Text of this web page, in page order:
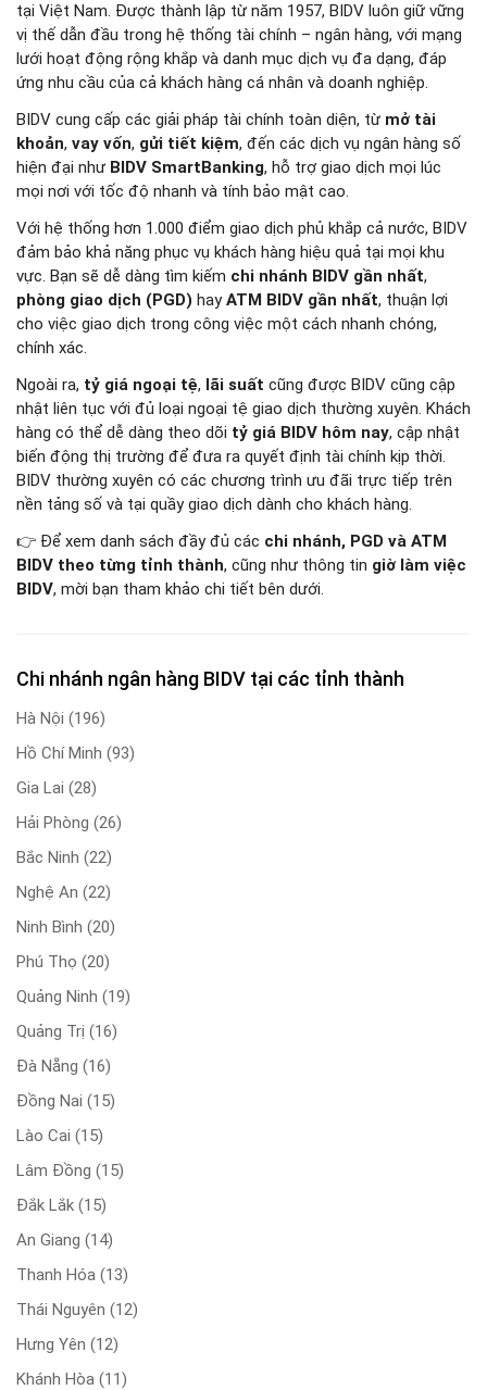
tại Việt Nam. Được thành lập từ năm 1957, BIDV luôn giữ vững
vị thế dẫn đầu trong hệ thống tài chính – ngân hàng, với mạng
lưới hoạt động rộng khắp và danh mục dịch vụ đa dạng, đáp
ứng nhu cầu của cả khách hàng cá nhân và doanh nghiệp.
BIDV cung cấp các giải pháp tài chính toàn diện, từ mở tài
khoản, vay vốn, gửi tiết kiệm, đến các dịch vụ ngân hàng số
hiện đại như BIDV SmartBanking, hỗ trợ giao dịch mọi lúc
mọi nơi với tốc độ nhanh và tính bảo mật cao.
Với hệ thống hơn 1.000 điểm giao dịch phủ khắp cả nước, BIDV
đảm bảo khả năng phục vụ khách hàng hiệu quả tại mọi khu
vực. Bạn sẽ dễ dàng tìm kiếm chi nhánh BIDV gần nhất,
phòng giao dịch (PGD) hayATM BIDV gần nhất, thuận lợi
cho việc giao dịch trong công việc một cách nhanh chóng,
chính xác.
Ngoài ra, tỷ giá ngoại tệ, lãi suất cũng được BIDV cũng cập
nhật liên tục với đủ loại ngoại tệ giao dịch thường xuyên. Khách
hàng có thể dễ dàng theo dõi tỷ giá BIDV hôm nay, cập nhật
biến động thị trường để đưa ra quyết định tài chính kịp thời.
BIDV thường xuyên có các chương trình ưu đãi trực tiếp trên
nền tảng số và tại quầy giao dịch dành cho khách hàng.
👉 Để xem danh sách đầy đủ các chi nhánh, PGD và ATM
BIDV theo từng tỉnh thành, cũng như thông tin giờ làm việc
BIDV, mời bạn tham khảo chi tiết bên dưới.
Chi nhánh ngân hàng BIDV tại các tỉnh thành
Hà Nội (196)
Hồ Chí Minh (93)
Gia Lai (28)
Hải Phòng (26)
Bắc Ninh (22)
Nghệ An (22)
Ninh Bình (20)
Phú Thọ (20)
Quảng Ninh (19)
Quảng Trị (16)
Đà Nẵng (16)
Đồng Nai (15)
Lào Cai (15)
Lâm Đồng (15)
Đắk Lắk (15)
An Giang (14)
Thanh Hóa (13)
Thái Nguyên (12)
Hưng Yên (12)
Khánh Hòa (11)